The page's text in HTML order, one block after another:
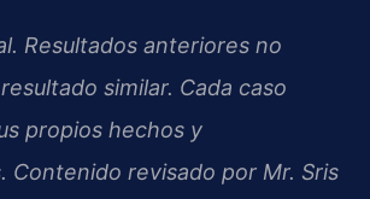
Resultados anteriores no
similar. Cada caso
propios hechos y
Contenido revisado por Mr. Sris